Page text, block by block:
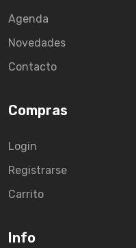
Agenda
Novedades
Contacto
Compras
Login
Registrarse
Carrito
Info